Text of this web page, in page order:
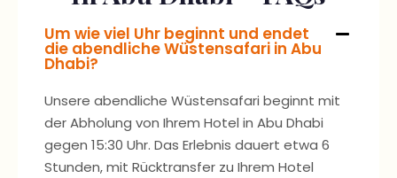
Um wie viel Uhr beginnt und endet
die abendliche Wüstensafari in Abu
Dhabi?
der Abholung von Ihrem Hotel in Abu Dhabi
gegen 15:30 Uhr. Das Erlebnis dauert etwa 6
Stunden, mit Rücktransfer zu Ihrem Hotel
zwischen 21:00 und 21:30 Uhr. Der Zeitpunkt ist